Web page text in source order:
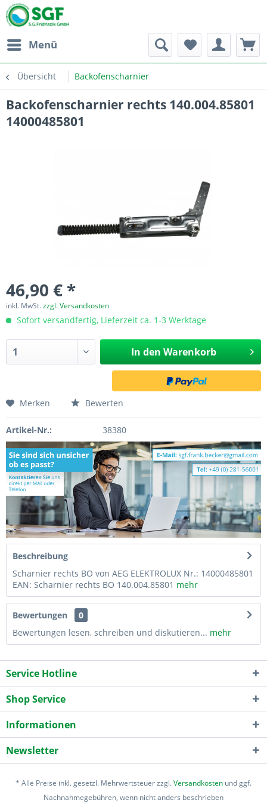
Menü
Übersicht Backofenscharnier
Backofenscharnier rechts 140.004.85801
14000485801
46,90 € *
inkl. MwSt.zzgl. Versandkosten
Sofort versandfertig, Lieferzeit ca. 1-3 Werktage
In den Warenkorb
Merken Bewerten
Artikel-Nr.: 38380
Beschreibung
Scharnier rechts BO von AEG ELEKTROLUX Nr.: 14000485801
EAN: Scharnier rechts BO 140.004.85801 mehr
Bewertungen
0
Bewertungen lesen, schreiben und diskutieren... mehr
Service Hotline
Shop Service
Informationen
Newsletter
* Alle Preise inkl. gesetzl. Mehrwertsteuer zzgl.Versandkosten und ggf.
Nachnahmegebühren, wenn nicht anders beschrieben